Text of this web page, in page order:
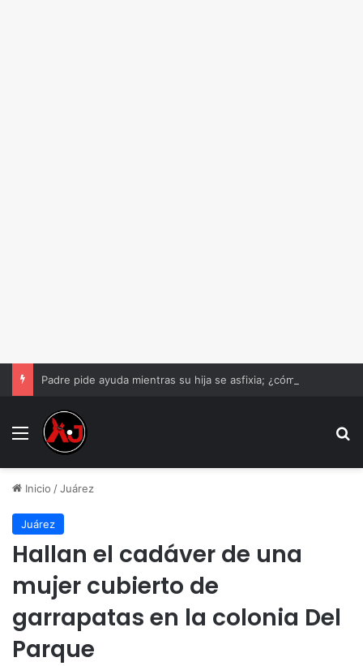
Menu
Inicio /Juárez
Juárez
Hallan el cadáver de una
mujer cubierto de
garrapatas en la colonia Del
Parque